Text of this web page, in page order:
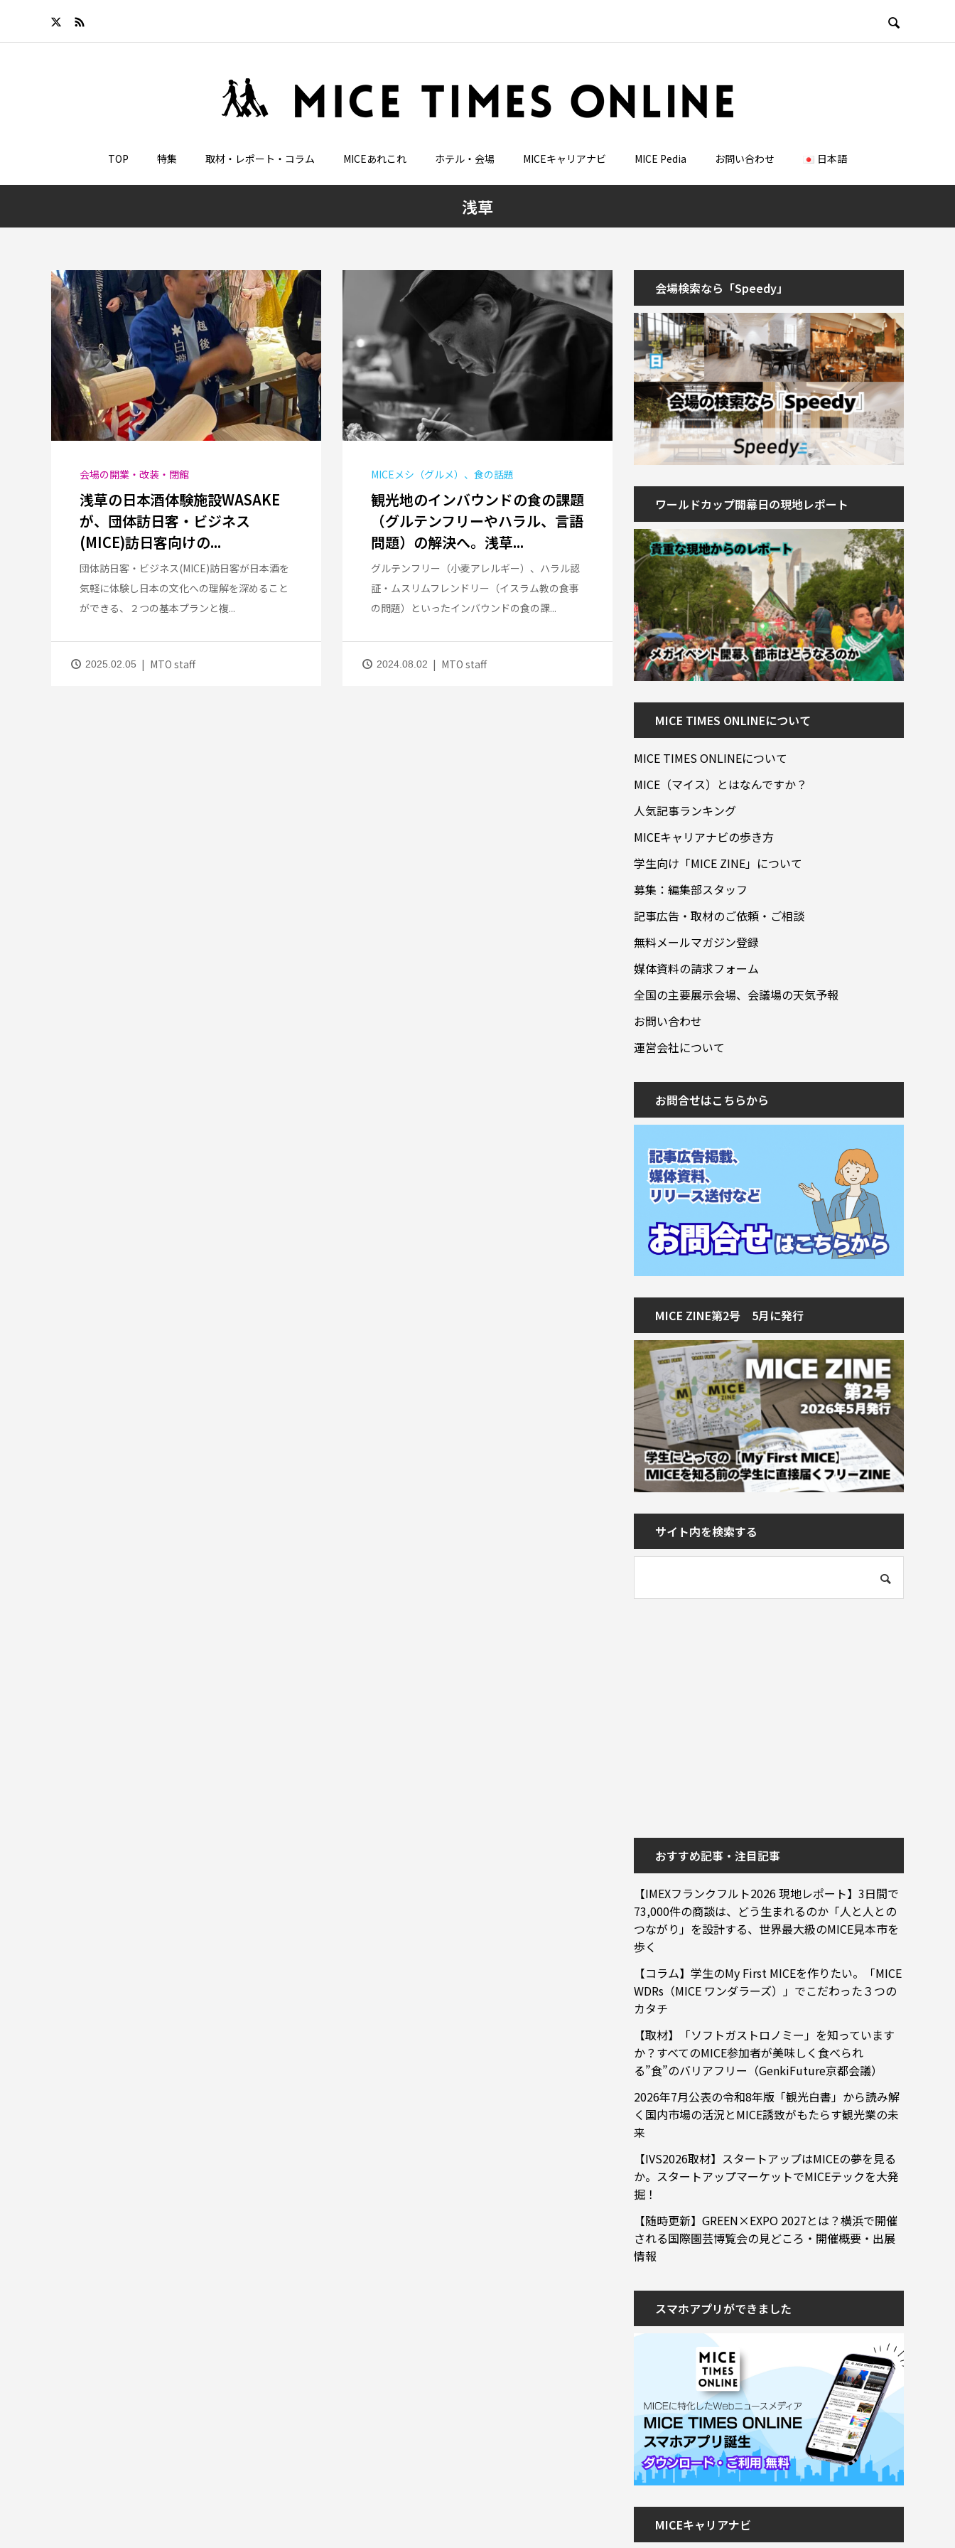

TOP 特集 取材・レポート・コラム MICEあれこれ ホテル・会場 MICEキャリアナビ MICE Pedia お問い合わせ 日本語
浅草
会場の開業・改装・閉館
浅草の日本酒体験施設WASAKE
が、団体訪日客・ビジネス
(MICE)訪日客向けの...
団体訪日客・ビジネス(MICE)訪日客が日本酒を
気軽に体験し日本の文化への理解を深めること
ができる、２つの基本プランと複...
2025.02.05 MTO staff
MICEメシ（グルメ）、食の話題
観光地のインバウンドの食の課題
（グルテンフリーやハラル、言語
問題）の解決へ。浅草...
グルテンフリー（小麦アレルギー）、ハラル認
証・ムスリムフレンドリー（イスラム教の食事
の問題）といったインバウンドの食の課...
2024.08.02 MTO staff
会場検索なら「Speedy」
ワールドカップ開幕日の現地レポート
MICE TIMES ONLINEについて
MICE TIMES ONLINEについて
MICE（マイス）とはなんですか？
人気記事ランキング
MICEキャリアナビの歩き方
学生向け「MICE ZINE」について
募集：編集部スタッフ
記事広告・取材のご依頼・ご相談
無料メールマガジン登録
媒体資料の請求フォーム
全国の主要展示会場、会議場の天気予報
お問い合わせ
運営会社について
お問合せはこちらから
MICE ZINE第2号 5月に発行
サイト内を検索する
おすすめ記事・注目記事
【IMEXフランクフルト2026 現地レポート】3日間で
73,000件の商談は、どう生まれるのか「人と人との
つながり」を設計する、世界最大級のMICE見本市を
歩く
【コラム】学生のMy First MICEを作りたい。「MICE
WDRs（MICE ワンダラーズ）」でこだわった３つの
カタチ
【取材】「ソフトガストロノミー」を知っています
か？すべてのMICE参加者が美味しく食べられ
る”食”のバリアフリー（GenkiFuture京都会議）
2026年7月公表の令和8年版「観光白書」から読み解
く国内市場の活況とMICE誘致がもたらす観光業の未
来
【IVS2026取材】スタートアップはMICEの夢を見る
か。スタートアップマーケットでMICEテックを大発
掘！
【随時更新】GREEN×EXPO 2027とは？横浜で開催
される国際園芸博覧会の見どころ・開催概要・出展
情報
スマホアプリができました
MICEキャリアナビ